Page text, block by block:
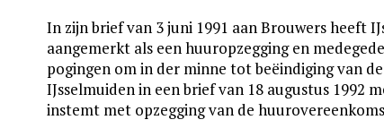
In zijn brief van 3 juni 1991 aan Brouwers heeft
aangemerkt als een huuropzegging en
pogingen om in der minne tot beëindiging van
IJsselmuiden in een brief van 18 augustus
instemt met opzegging van de